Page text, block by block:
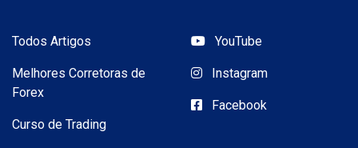
Todos Artigos
Melhores Corretoras de
Forex
Curso de Trading
YouTube
Instagram
Facebook